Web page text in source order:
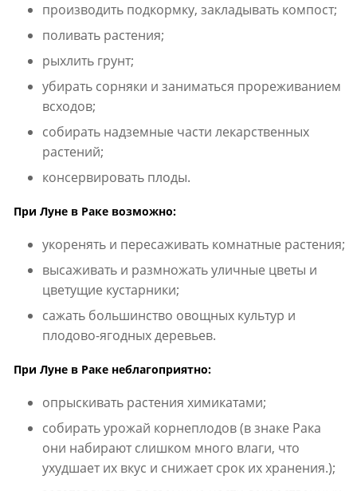
производить подкормку, закладывать компост;
поливать растения;
рыхлить грунт;
убирать сорняки и заниматься прореживанием
всходов;
собирать надземные части лекарственных
растений;
консервировать плоды.
При Луне в Раке возможно:
укоренять и пересаживать комнатные растения;
высаживать и размножать уличные цветы и
цветущие кустарники;
сажать большинство овощных культур и
плодово-ягодных деревьев.
При Луне в Раке неблагоприятно:
опрыскивать растения химикатами;
собирать урожай корнеплодов (в знаке Рака
они набирают слишком много влаги, что
ухудшает их вкус и снижает срок их хранения.);